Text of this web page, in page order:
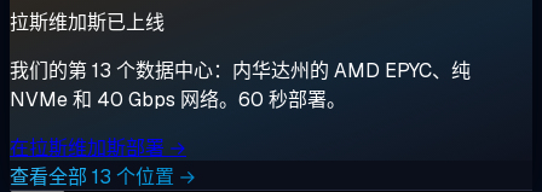
拉斯维加斯已上线
我们的第 13 个数据中心：内华达州的 AMD EPYC、纯
NVMe 和 40 Gbps 网络。60 秒部署。
在拉斯维加斯部署 →
查看全部 13 个位置 →